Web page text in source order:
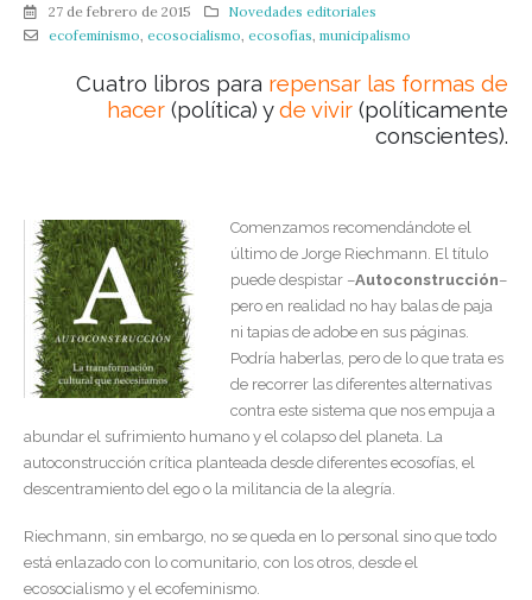
27 de febrero de 2015
Novedades editoriales
ecofeminismo ecosocialismo ecosofías municipalismo
Cuatro libros para repensar las formas de
hacer (política) yde vivir (políticamente
conscientes).
Comenzamos recomendándote el
último de Jorge Riechmann. El título
puede despistar –Autoconstrucción–
pero en realidad no hay balas de paja
ni tapias de adobe en sus páginas.
Podría haberlas, pero de lo que trata es
de recorrer las diferentes alternativas
contra este sistema que nos empuja a
abundar el sufrimiento humano y el colapso del planeta. La
autoconstrucción crítica planteada desde diferentes ecosofías, el
descentramiento del ego o la militancia de la alegría.
Riechmann, sin embargo, no se queda en lo personal sino que todo
está enlazado con lo comunitario, con los otros, desde el
ecosocialismo y el ecofeminismo.